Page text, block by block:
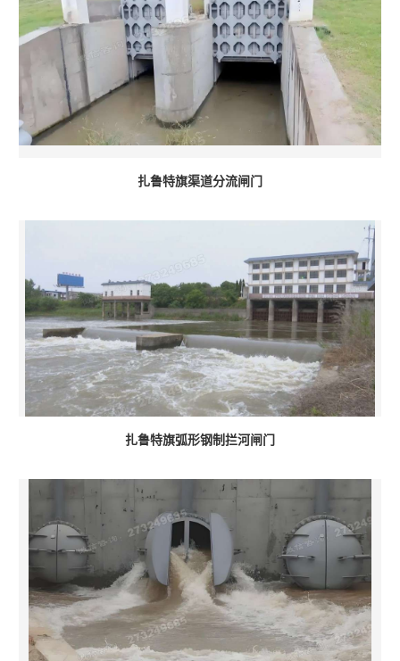
扎鲁特旗渠道分流闸门
扎鲁特旗弧形钢制拦河闸门